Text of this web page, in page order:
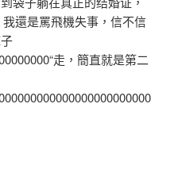
還是罵飛機失事，信不信
走，簡直就是第二